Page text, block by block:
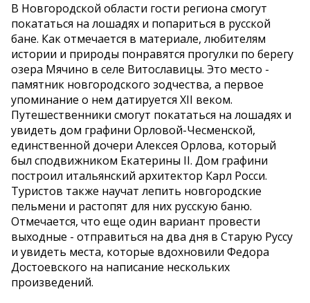
В Новгородской области гости региона смогут
покататься на лошадях и попариться в русской
бане. Как отмечается в материале, любителям
истории и природы понравятся прогулки по берегу
озера Мячино в селе Витославицы. Это место -
памятник новгородского зодчества, а первое
упоминание о нем датируется XII веком.
Путешественники смогут покататься на лошадях и
увидеть дом графини Орловой-Чесменской,
единственной дочери Алексея Орлова, который
был сподвижником Екатерины II. Дом графини
построил итальянский архитектор Карл Росси.
Туристов также научат лепить новгородские
пельмени и растопят для них русскую баню.
Отмечается, что еще один вариант провести
выходные - отправиться на два дня в Старую Руссу
и увидеть места, которые вдохновили Федора
Достоевского на написание нескольких
произведений.